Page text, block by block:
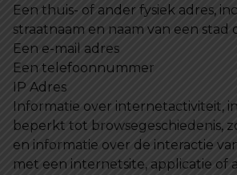
Een thuis- of ander fysiek adres,
straatnaam en naam van een stad
Een e-mail adres
Een telefoonnummer
IP Adres
Informatie over internetactiviteit,
beperkt tot browsegeschiedenis,
en informatie over de interactie
met een internetsite, applicatie of